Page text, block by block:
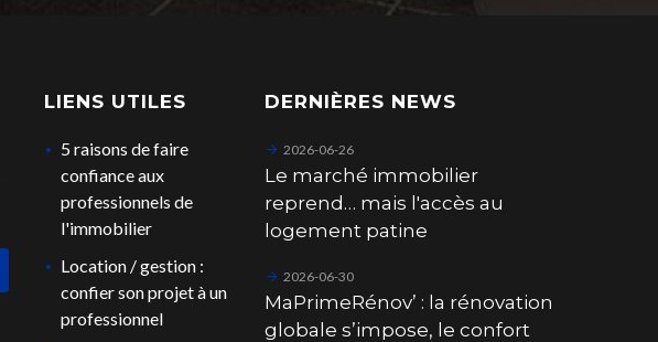
DERNIÈRES NEWS
2026-06-26
Le marché immobilier
reprend… mais l'accès au
logement patine
2026-06-30
MaPrimeRénov’ : la rénovation
globale s’impose, le confort
LIENS UTILES
5 raisons de faire
confiance aux
professionnels de
l'immobilier
Location / gestion :
confier son projet à un
professionnel